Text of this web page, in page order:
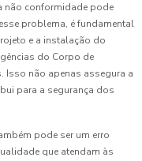
não conformidade pode
problema, é fundamental
e a instalação do
do Corpo de
Isso não apenas assegura a
para a segurança dos
pode ser um erro
que atendam às